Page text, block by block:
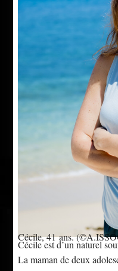
Cécile, 41 ans.
Cécile est d’un naturel
La maman de deux